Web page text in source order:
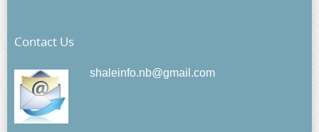
Contact Us
shaleinfo.nb@gmail.com